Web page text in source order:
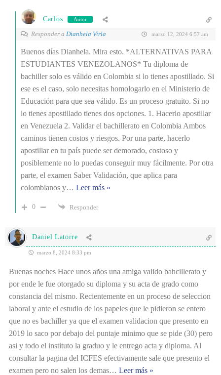
Carlos Autor
Responder a Dianhela Virla marzo 12, 2024 6:57 am
Buenos días Dianhela. Mira esto. *ALTERNATIVAS PARA
ESTUDIANTES VENEZOLANOS* Tu diploma de
bachiller solo es válido en Colombia si lo tienes apostillado. Si
ese es el caso, solo necesitas homologarlo en el Ministerio de
Educación para que sea válido. Es un proceso gratuito. Si no
lo tienes apostillado tienes dos opciones. 1. Hacerlo apostillar
en Venezuela 2. Validar el bachillerato en Colombia Ambos
caminos tienen costos y riesgos. Por una parte, hacerlo
apostillar en tu país puede ser demorado, costoso y
posiblemente no lo puedas conseguir muy fácilmente. Por otra
parte, el examen Saber Validación, que aplica para
colombianos y… Leer más »
0 Responder
Daniel Latorre
marzo 8, 2024 8:33 pm
Buenas noches Hace unos años una amiga valido bahcillerato y
por ende le fue otorgado su diploma y su acta de grado como
constancia del mismo. Recientemente en un proceso de seleccion
laboral y ante el estudio de los papeles que le pidieron se entero
que no es bachiller ya que el examen validacion que presento en
2019 lo saco por debajo del puntaje minimo que se pide (30) pero
asi y todo el instituto la graduo y le entrego acta y diploma. Al
consultar la pagina del ICFES efectivamente sale que presento el
examen pero no salen los demas… Leer más »